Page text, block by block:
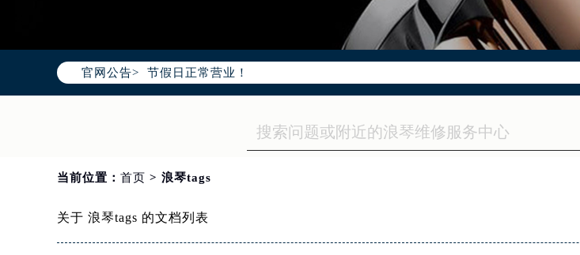
官网公告>
2026年7月浪琴哈尔滨市售后服务网络优化升级公告
2026年7月哈尔滨市浪琴官方售后客户服务热线：400-995-7728
2026年7月浪琴售后服务中心最新网点地址：
哈尔滨市道里区友谊西路600号富力中心T2座写字楼29层03室（需提前预约）
当前位置： 首页 > 浪琴tags
关于 浪琴tags 的文档列表